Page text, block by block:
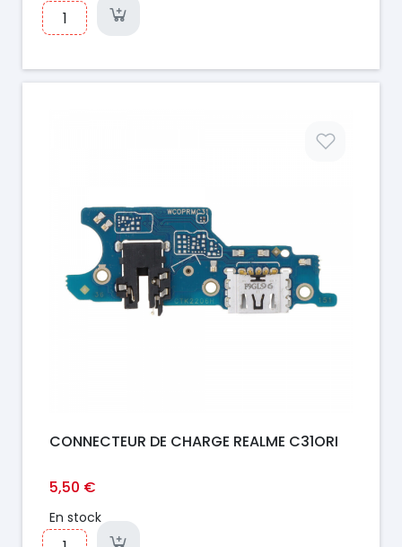
CONNECTEUR DE CHARGE REALME C31ORI
5,50 €
En stock